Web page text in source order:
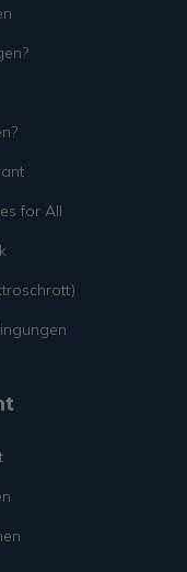
for All